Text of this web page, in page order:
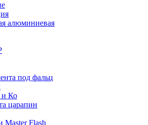
алюминиевая
под фальц
и Ко
царапин
Master Flash